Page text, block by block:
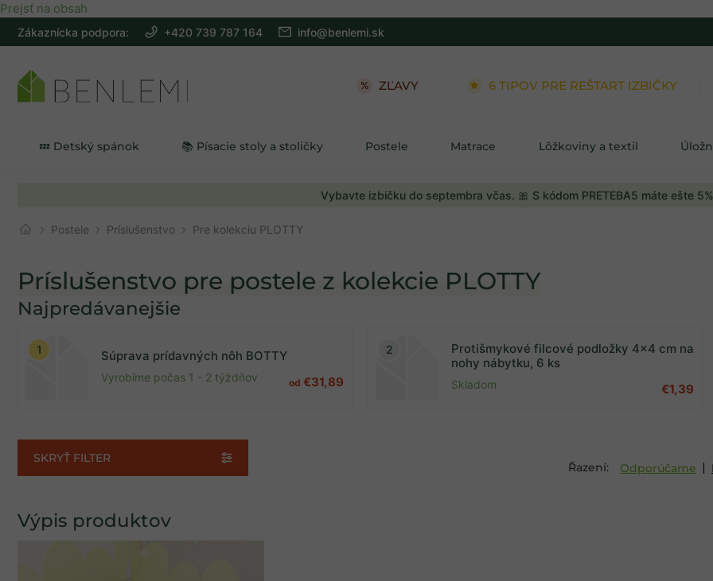
Prejsť na obsah
Vybavte izbičku do septembra včas. 🎀 S kódom PRETEBA5 máte ešte
Zákaznícka podpora: +420 739 787 164 info@benlemi.sk
ZĽAVY 6 TIPOV PRE REŠTART IZBIČKY
💤 Detský spánok 📚 Písacie stoly a stoličky Postele Matrace Lôžkoviny a textil
Postele Príslušenstvo Pre kolekciu PLOTTY
Na sklade
0
Príslušenstvo pre postele z kolekcie PLOTTY
Najpredávanejšie
Súprava prídavných nôh BOTTY
Vyrobíme počas 1 - 2 týždňov od €31,89
Protišmykové filcové podložky 4x4 cm na
nohy nábytku, 6 ks
Skladom €1,39
SKRYŤ FILTER
Odporúčame
Výpis produktov